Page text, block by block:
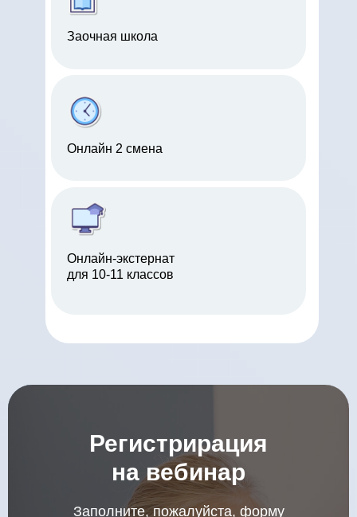
Заочная школа
Онлайн 2 смена
Онлайн-экстернат
для 10-11 классов
Регистрирация
на вебинар
Заполните, пожалуйста, форму